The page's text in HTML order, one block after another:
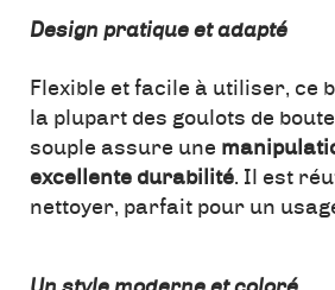
Design pratique et adapté
Flexible et facile à utiliser, ce
la plupart des goulots de
souple assure une
excellente durabilité. Il est
nettoyer, parfait pour un